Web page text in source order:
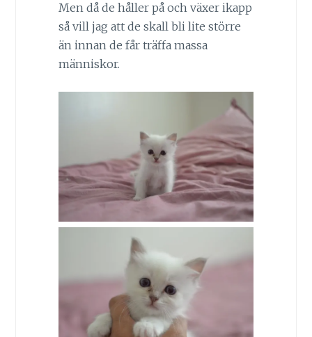
Men då de håller på och växer ikapp
så vill jag att de skall bli lite större
än innan de får träffa massa
människor.